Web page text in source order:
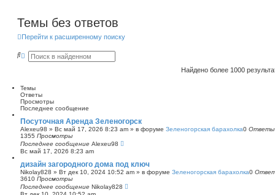
Темы без ответов
Перейти к расширенному поиску
П Р
р
е
н
н
ы
й
п
о
и
к
Найдено более 1000
Темы
Ответы
Просмотры
Последнее сообщение
Посуточная Аренда Зеленогорск
Alexeu98 » Вс май 17, 2026 8:23 am » в форуме Зеленогорская барахолка0 Ответы
1355 Просмотры
Последнее сообщение Alexeu98
Вс май 17, 2026 8:23 am
дизайн загородного дома под ключ
Nikolay828 » Вт дек 10, 2024 10:52 am » в форуме Зеленогорская барахолка0
3610 Просмотры
Последнее сообщение Nikolay828